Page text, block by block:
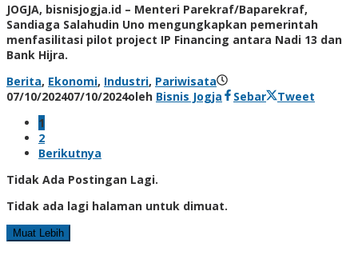
JOGJA, bisnisjogja.id – Menteri Parekraf/Baparekraf,
Sandiaga Salahudin Uno mengungkapkan pemerintah
menfasilitasi pilot project IP Financing antara Nadi 13 dan
Bank Hijra.
Berita, Ekonomi, Industri, Pariwisata
07/10/202407/10/2024oleh Bisnis Jogja Sebar
Tweet
1
2
Berikutnya
Tidak Ada Postingan Lagi.
Tidak ada lagi halaman untuk dimuat.
Muat Lebih